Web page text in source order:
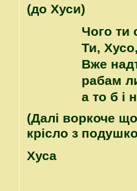
(до Хуси)
Чого ти
Ти,
Вже
рабам
а то б і
(Далі воркоче
крісло з
Хуса